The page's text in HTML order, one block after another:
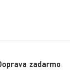
zadarmo